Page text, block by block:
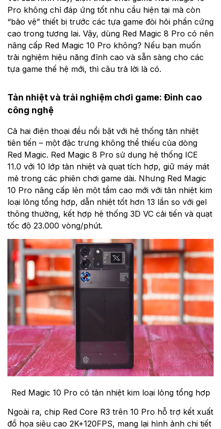
Pro không chỉ đáp ứng tốt nhu cầu hiện tại mà còn
“bảo vệ” thiết bị trước các tựa game đòi hỏi phần cứng
cao trong tương lai. Vậy, dùng Red Magic 8 Pro có nên
nâng cấp Red Magic 10 Pro không? Nếu bạn muốn
trải nghiệm hiệu năng đỉnh cao và sẵn sàng cho các
tựa game thế hệ mới, thì câu trả lời là có.
Tản nhiệt và trải nghiệm chơi game: Đỉnh cao
công nghệ
Cả hai điện thoại đều nổi bật với hệ thống tản nhiệt
tiên tiến – một đặc trưng không thể thiếu của dòng
Red Magic. Red Magic 8 Pro sử dụng hệ thống ICE
11.0 với 10 lớp tản nhiệt và quạt tích hợp, giữ máy mát
mẻ trong các phiên chơi game dài. Nhưng Red Magic
10 Pro nâng cấp lên một tầm cao mới với tản nhiệt kim
loại lỏng tổng hợp, dẫn nhiệt tốt hơn 13 lần so với gel
thông thường, kết hợp hệ thống 3D VC cải tiến và quạt
tốc độ 23.000 vòng/phút.
Red Magic 10 Pro có tản nhiệt kim loại lỏng tổng hợp
Ngoài ra, chip Red Core R3 trên 10 Pro hỗ trợ kết xuất
đồ họa siêu cao 2K+120FPS, mang lại hình ảnh chi tiết